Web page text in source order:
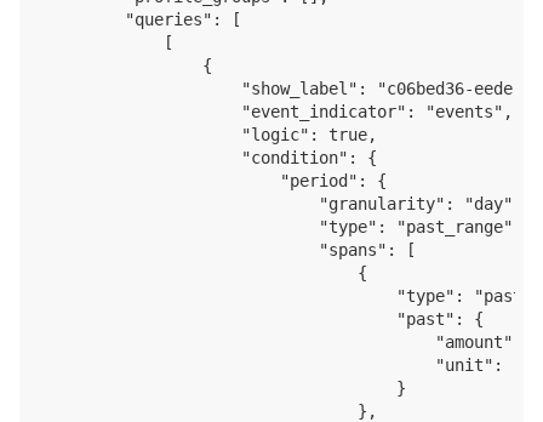
        "queries": [
            [
                {
"show_label": "c06bed36-eede-
                    "event_indicator": "events",
                    "logic": true,
                    "condition": {
                        "period": {
                            "granularity": "day",
                            "type": "past_range",
                            "spans": [
                                {
                                    "type": "past",
                                    "past": {
"amount":
"unit":
                                    }
                                },